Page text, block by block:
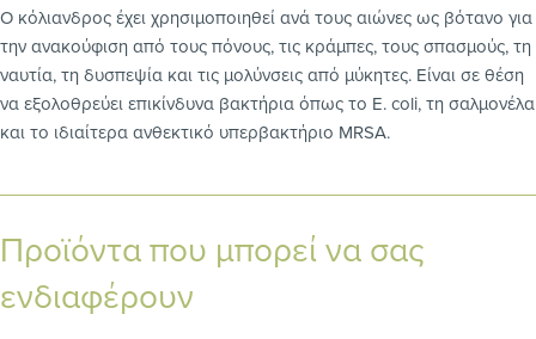
Ο κόλιανδρος έχει χρησιμοποιηθεί ανά τους αιώνες ως βότανο για
την ανακούφιση από τους πόνους, τις κράμπες, τους σπασμούς, τη
ναυτία, τη δυσπεψία και τις μολύνσεις από μύκητες. Είναι σε θέση
να εξολοθρεύει επικίνδυνα βακτήρια όπως το E. coli, τη σαλμονέλα
και το ιδιαίτερα ανθεκτικό υπερβακτήριο MRSA.
Προϊόντα που μπορεί να σας
ενδιαφέρουν